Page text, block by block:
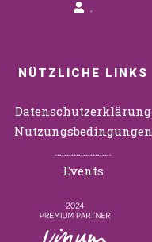
NÜTZLICHE LINKS
Datenschutzerklärung
Nutzungsbedingungen
Events